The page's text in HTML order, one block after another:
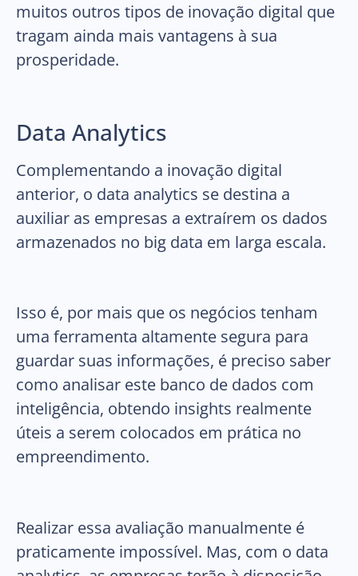
muitos outros tipos de inovação digital que
tragam ainda mais vantagens à sua
prosperidade.
Data Analytics
Complementando a inovação digital
anterior, o data analytics se destina a
auxiliar as empresas a extraírem os dados
armazenados no big data em larga escala.
Isso é, por mais que os negócios tenham
uma ferramenta altamente segura para
guardar suas informações, é preciso saber
como analisar este banco de dados com
inteligência, obtendo insights realmente
úteis a serem colocados em prática no
empreendimento.
Realizar essa avaliação manualmente é
praticamente impossível. Mas, com o data